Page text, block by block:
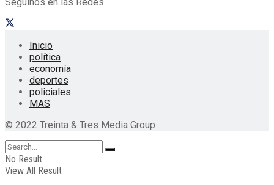
Inicio
política
economía
deportes
policiales
MAS
© 2022 Treinta & Tres Media Group
No Result
View All Result